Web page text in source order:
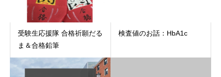
受験生応援隊 合格祈願だる
ま＆合格鉛筆
検査値のお話：HbA1c